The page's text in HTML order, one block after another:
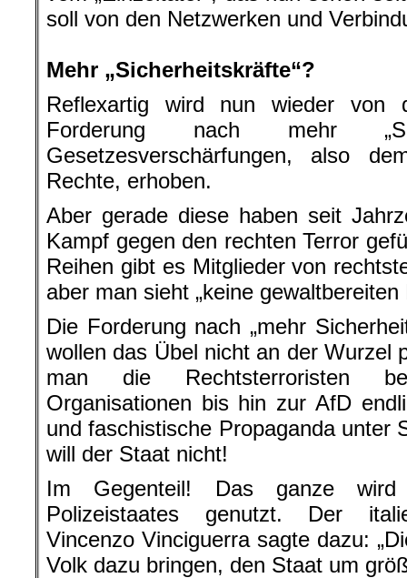
soll von den Netzwerken und
Mehr „Sicherheitskräfte“?
Reflexartig wird nun wieder von
Forderung nach mehr
Gesetzesverschärfungen, also
Rechte, erhoben.
Aber gerade diese haben seit
Kampf gegen den rechten Terror
Reihen gibt es Mitglieder von
aber man sieht „keine
Die Forderung nach „mehr
wollen das Übel nicht an der Wurzel
man die Rechtsterroristen
Organisationen bis hin zur AfD
und faschistische Propaganda unter
will der Staat nicht!
Im Gegenteil! Das ganze
Polizeistaates genutzt. Der
Vincenzo Vinciguerra sagte dazu:
Volk dazu bringen, den Staat um